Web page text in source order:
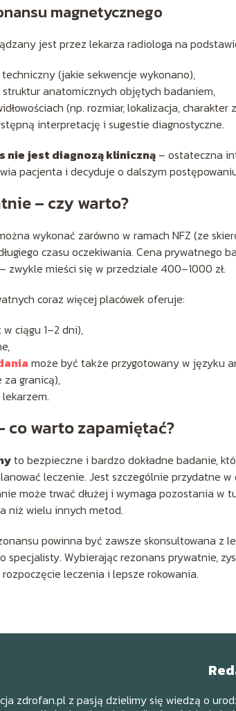
magnetycznego
jest przez lekarza radiologa na
(jakie sekwencje wykonano),
struktur anatomicznych objętych badaniem,
(np. rozmiar, lokalizacja, charakter
interpretację i sugestie diagnostyczne.
nie jest diagnozą kliniczną – ostateczna
pacjenta i decyduje o dalszym
– czy warto?
wykonać zarówno w ramach NFZ (ze
czasu oczekiwania. Cena prywatnego
zwykle mieści się w przedziale 400–1000 zł.
coraz więcej placówek oferuje:
ciągu 1–2 dni),
może być także przygotowany w języku
granicą),
co warto zapamiętać?
to bezpieczne i bardzo dokładne badanie,
leczenie. Jest szczególnie przydatne
może trwać dłużej i wymaga pozostania w
niż wielu innych metod.
powinna być zawsze skonsultowana z
specjalisty. Wybierając rezonans prywatnie,
leczenia i lepsze rokowania.
zdrofan.pl z pasją dzielimy się wiedzą o